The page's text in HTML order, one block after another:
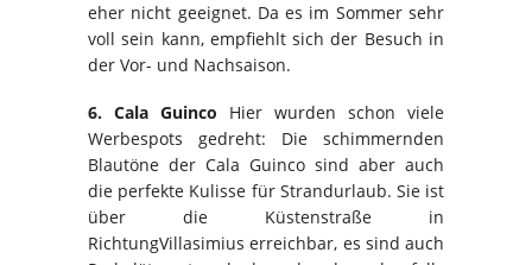
eher nicht geeignet. Da es im Sommer sehr
voll sein kann, empfiehlt sich der Besuch in
der Vor- und Nachsaison.
6. Cala Guinco Hier wurden schon viele
Werbespots gedreht: Die schimmernden
Blautöne der Cala Guinco sind aber auch
die perfekte Kulisse für Strandurlaub. Sie ist
über die Küstenstraße in
RichtungVillasimius erreichbar, es sind auch